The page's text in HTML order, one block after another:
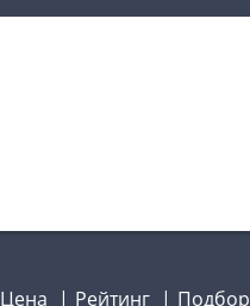
Цена Рейтинг Подбор